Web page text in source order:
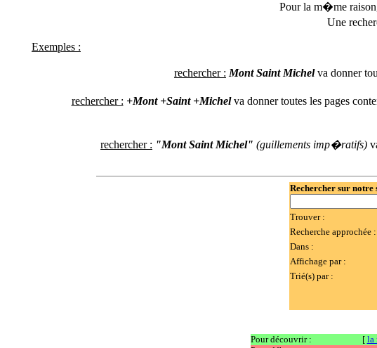
Pour la m�me
Une
Exemples :
rechercher : Mont Saint Michel va donner
rechercher : +Mont +Saint +Michelva donner toutes les pages
rechercher : "Mont Saint Michel" (guillements imp�ratifs)
Rechercher sur notre
Trouver :
Recherche approchée :
Dans :
Affichage par :
Trié(s) par :
Pour découvrir :
[ la